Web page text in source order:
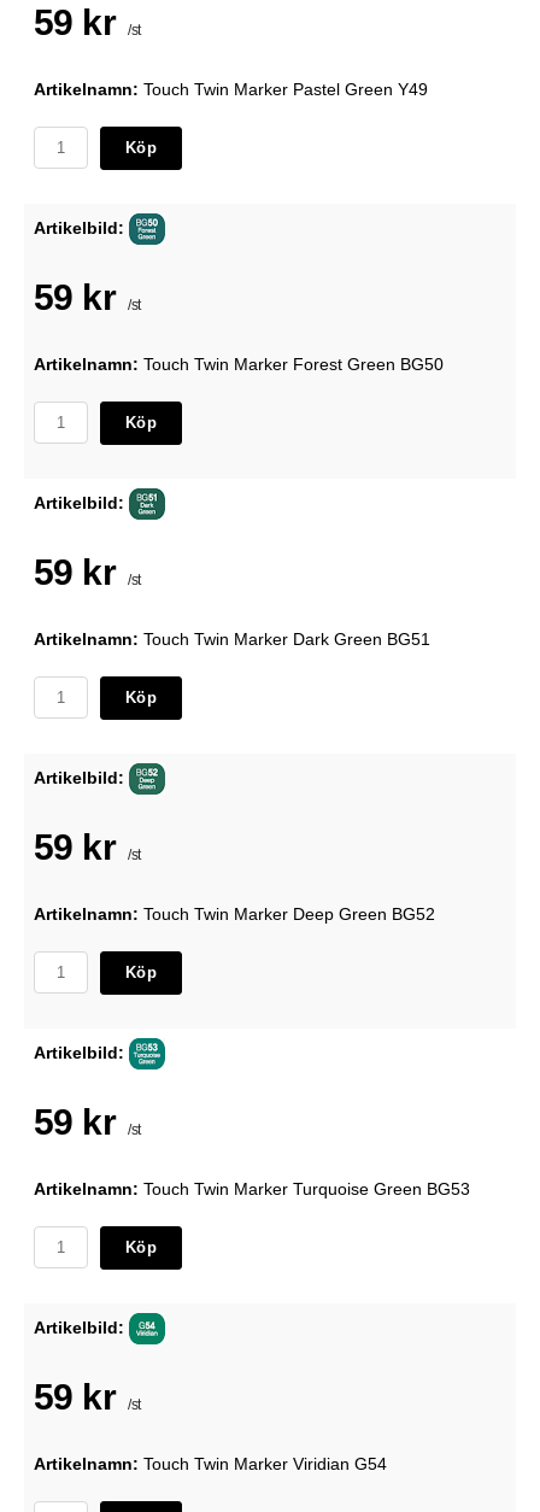
59 kr /st
Artikelnamn: Touch Twin Marker Pastel Green Y49
Köp
Artikelbild:
59 kr /st
Artikelnamn: Touch Twin Marker Forest Green BG50
Köp
Artikelbild:
59 kr /st
Artikelnamn: Touch Twin Marker Dark Green BG51
Köp
Artikelbild:
59 kr /st
Artikelnamn: Touch Twin Marker Deep Green BG52
Köp
Artikelbild:
59 kr /st
Artikelnamn: Touch Twin Marker Turquoise Green BG53
Köp
Artikelbild:
59 kr /st
Artikelnamn: Touch Twin Marker Viridian G54